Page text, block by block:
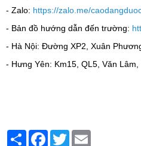
- Zalo: https://zalo.me/
- Bản đồ hướng dẫn đến trường:
- Hà Nội: Đường XP2, Xuân
- Hưng Yên: Km15, QL5, Văn Lâm,
Share Facebook
Twitter